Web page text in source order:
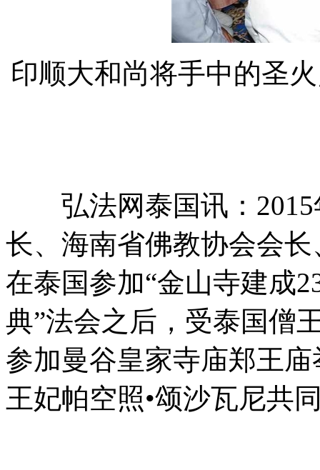
印顺大和尚将手中的圣
弘法网泰国讯：2015
长、海南省佛教协会会
在泰国参加“金山寺建成
典”法会之后，受泰国僧
参加曼谷皇家寺庙郑王
王妃帕空照•颂沙瓦尼共